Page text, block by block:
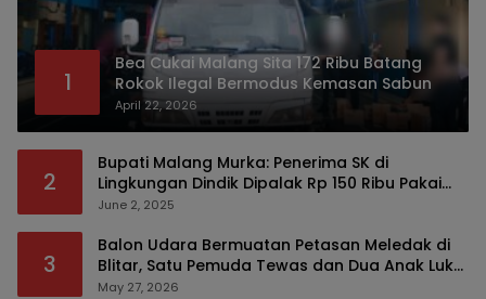
1
Bea Cukai Malang Sita 172 Ribu Batang
Rokok Ilegal Bermodus Kemasan Sabun
April 22, 2026
2
Bupati Malang Murka: Penerima SK di
Lingkungan Dindik Dipalak Rp 150 Ribu Pakai
Modus Tumpengan, KPK Turut Pantau
June 2, 2025
3
Balon Udara Bermuatan Petasan Meledak di
Blitar, Satu Pemuda Tewas dan Dua Anak Luka
Serius
May 27, 2026